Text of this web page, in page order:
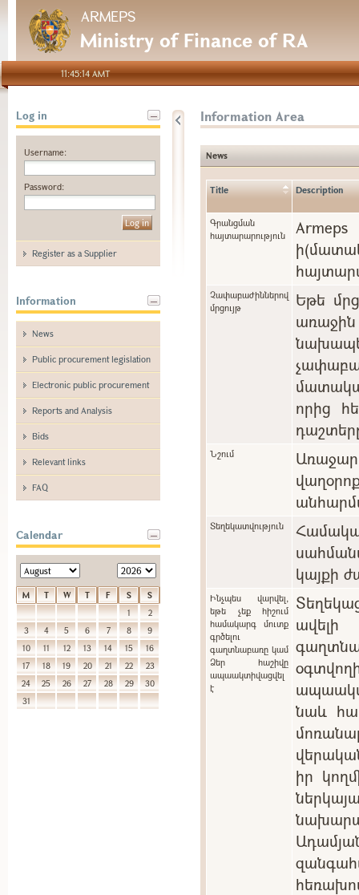
ARMEPS
Ministry of Finance of RA
11:45:14 AMT
Log in
Username:
Password:
Register as a Supplier
Information
News
Public procurement legislation
Electronic public procurement
Reports and Analysis
Bids
Relevant links
FAQ
Calendar
M T W T F S
S
1
2
3
4 5 6 7 8
9
10
11 12 13 14 15
16
17
18 19 20 21 22
23
24
25 26 27 28 29
30
31
Information Area
News
Title Description
Գրանցման
հայտարարություն
Չափաբաժիններով
մրցույթ
Եթե
առաջին
որից
Նշում
Տեղեկատվություն
կայքի
Ինչպես վարվել,
եթե չեք հիշում
համակարգ մուտք
գրծելու
գաղտնաբառը կամ
Ձեր հաշիվը
ապաակտիվացվել
է
նաև
իր